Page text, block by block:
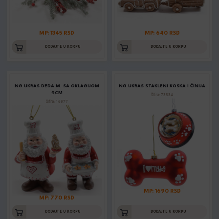
MP: 1345 RSD
DODAJTE U KORPU
MP: 640 RSD
DODAJTE U KORPU
NG UKRAS DEDA M. SA OKLAGIJOM
9CM
Šifra: 16977
MP: 770 RSD
DODAJTE U KORPU
NG UKRAS STAKLENI KOSKA I ČINIJA
Šifra: 73334
MP: 1690 RSD
DODAJTE U KORPU